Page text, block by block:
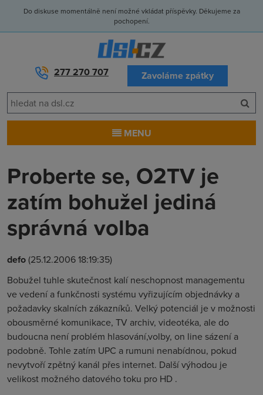
Do diskuse momentálně není možné vkládat příspěvky. Děkujeme za
pochopení.
277 270 707 Zavoláme zpátky
MENU
Proberte se, O2TV je
zatím bohužel jediná
správná volba
defo(25.12.2006 18:19:35)
Bobužel tuhle skutečnost kalí neschopnost managementu
ve vedení a funkčnosti systému vyřizujícím objednávky a
požadavky skalních zákazníků. Velký potenciál je v možnosti
obousměrné komunikace, TV archiv, videotéka, ale do
budoucna není problém hlasování,volby, on line sázení a
podobně. Tohle zatím UPC a rumuni nenabídnou, pokud
nevytvoří zpětný kanál přes internet. Další výhodou je
velikost možného datového toku pro HD .